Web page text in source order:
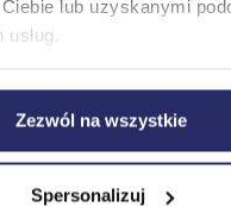
lub uzyskanymi
Zezwól na wszystkie
Spersonalizuj
szkolenia za 1 zł
zamówienia)